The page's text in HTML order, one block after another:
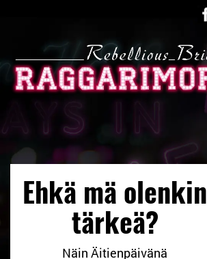
Ehkä mä olenkin
tärkeä?
Näin Äitienpäivänä